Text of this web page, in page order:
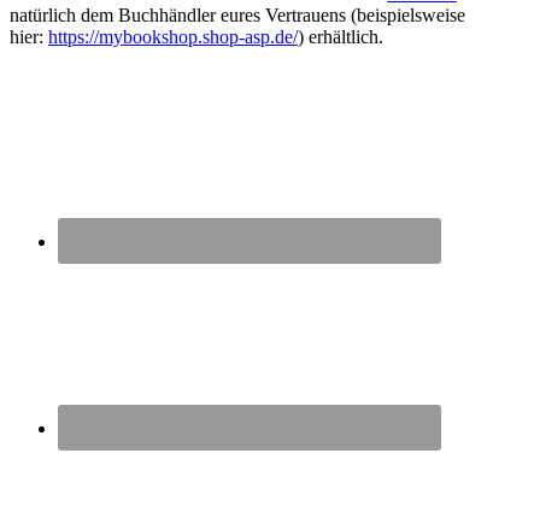
natürlich dem Buchhändler eures Vertrauens (beispielsweise
hier: https://mybookshop.shop-asp.de/) erhältlich.